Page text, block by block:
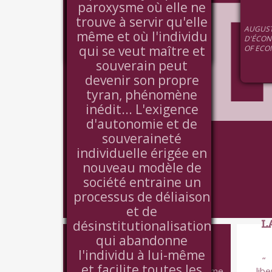
JEAN-PIERRE LE GOFF - LE FIGARO DU
08/02/2016
numérique ... Cette
vision est séduisante,
mais c'est un leurre.
Cette nouvelle route
du "communisme"
conduit en réalité à
l'hyper capitalisme.
L'économie
collaborative
moissonne les
richesse au profit
d'une minorité, mais
sans les redistribuer.
Les contributeurs
s'en indignent dès
qu'ils en prennent
conscience, ce
qu'illustre le cas
OF
paroxysme où elle ne
trouve à servir qu'elle
même et où l'individu
qui se veut maître et
souverain peut
devenir son propre
tyran, phénomène
inédit... L'exigence
d'autonomie et de
souveraineté
individuelle érigée en
nouveau modèle de
société entraine un
processus de déliaison
et de
désinstitutionalisation
qui abandonne
l'individu à lui-même
LA MUSIQUE EST
PARTAGE
On décrit souvent à tort le